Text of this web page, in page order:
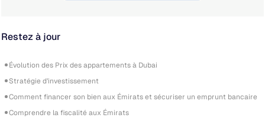
Restez à jour
Évolution des Prix des appartements à Dubai
Stratégie d’investissement
Comment financer son bien aux Émirats et sécuriser un emprunt bancaire
Comprendre la fiscalité aux Émirats